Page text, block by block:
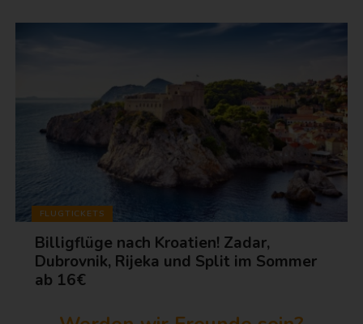
FLUGTICKETS
Billigflüge nach Kroatien! Zadar,
Dubrovnik, Rijeka und Split im Sommer
ab 16€